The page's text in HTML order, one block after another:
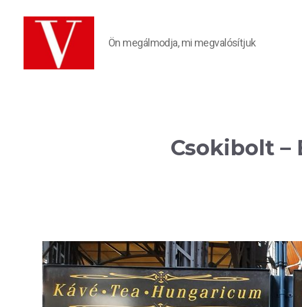
Ön megálmodja, mi megvalósítjuk
Csokibolt –